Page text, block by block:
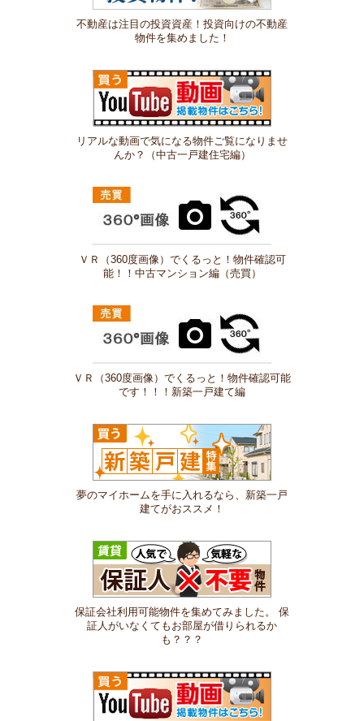
不動産は注目の投資資産！投資向けの不動産
物件を集めました！
リアルな動画で気になる物件ご覧になりませ
んか？（中古一戸建住宅編）
ＶＲ（360度画像）でくるっと！物件確認可
能！！中古マンション編（売買）
ＶＲ（360度画像）でくるっと！物件確認可能
です！！！新築一戸建て編
夢のマイホームを手に入れるなら、新築一戸
建てがおススメ！
保証会社利用可能物件を集めてみました。 保
証人がいなくてもお部屋が借りられるか
も？？？